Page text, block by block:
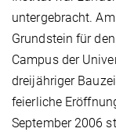
untergebracht.
Grundstein für
Campus der
dreijähriger
feierliche
September 2006